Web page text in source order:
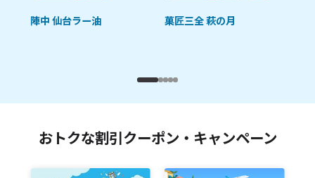
陣中 仙台ラー油 菓匠三全 萩の月
おトクな割引クーポン・キャンペーン